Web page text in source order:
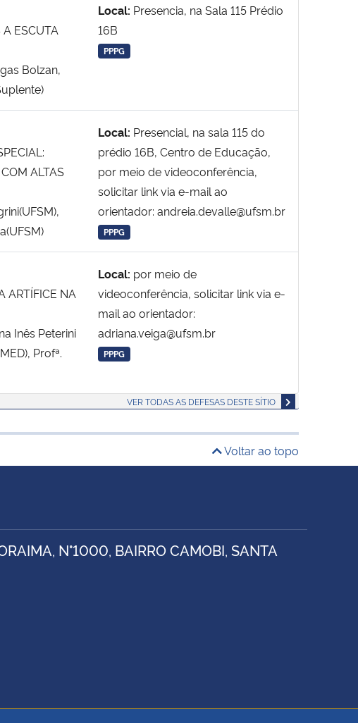
ESCUTA
Bolzan,
Local: Presencia, na Sala 115 Prédio
16B
PPPG
ALTAS
Local: Presencial, na sala 115 do
prédio 16B, Centro de Educação,
por meio de videoconferência,
solicitar link via e-mail ao
orientador: andreia.devalle@ufsm.br
PPPG
ARTÍFICE NA
Inês Peterini
Profª.
Local: por meio de
videoconferência, solicitar link via e-
mail ao orientador:
adriana.veiga@ufsm.br
PPPG
VER TODAS AS DEFESAS DESTE SÍTIO
Voltar ao topo
N°1000, BAIRRO CAMOBI, SANTA